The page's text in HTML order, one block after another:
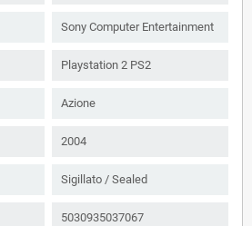
Sony Computer Entertainment
Playstation 2 PS2
Azione
2004
Sigillato / Sealed
5030935037067